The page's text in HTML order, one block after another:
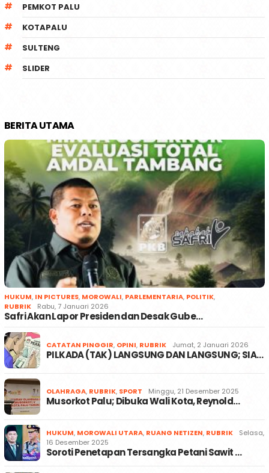
PEMKOT PALU
KOTAPALU
SULTENG
SLIDER
BERITA UTAMA
HUKUM, IN PICTURES, MOROWALI, PARLEMENTARIA, POLITIK,
RUBRIK
Rabu, 7 Januari 2026
Safri Akan Lapor Presiden dan Desak Gube…
CATATAN PINGGIR, OPINI, RUBRIK Jumat, 2 Januari 2026
PILKADA (TAK) LANGSUNG DAN LANGSUNG; SIA…
OLAHRAGA, RUBRIK, SPORT Minggu, 21 Desember 2025
Musorkot Palu; Dibuka Wali Kota, Reynold…
HUKUM, MOROWALI UTARA, RUANG NETIZEN, RUBRIK
Selasa,
16 Desember 2025
Soroti Penetapan Tersangka Petani Sawit …